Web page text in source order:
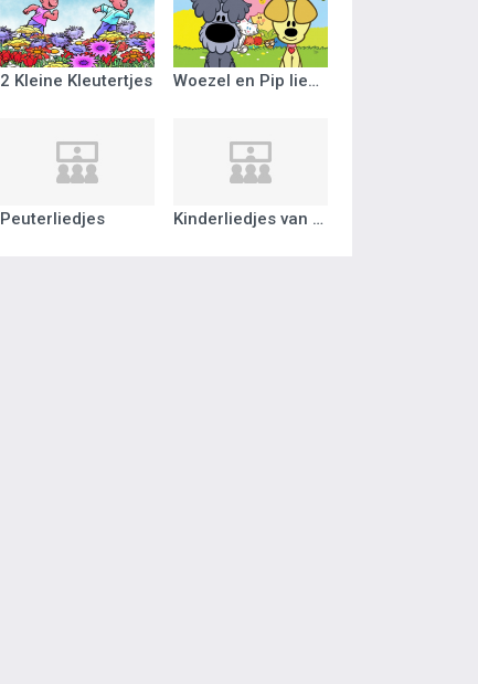
2 Kleine Kleutertjes Woezel en Pip liedjes
Peuterliedjes Kinderliedjes van vroeger